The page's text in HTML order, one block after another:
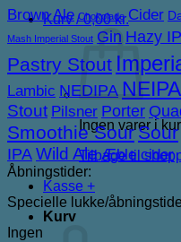
Kurv /0,00kr.
Ingen varer i
Tilbage til
Kasse +
Kurv
Brown Ale Chokolade Cider
Mash Imperial Stout Gin Hazy
Pastry Stout
Lambic NEDIPA NEIPA
Stout Pilsner Porter
Smoothie SourSour
IPAWild Ale Æble cider
Åbningstider:
Specielle lukke/
Ingen